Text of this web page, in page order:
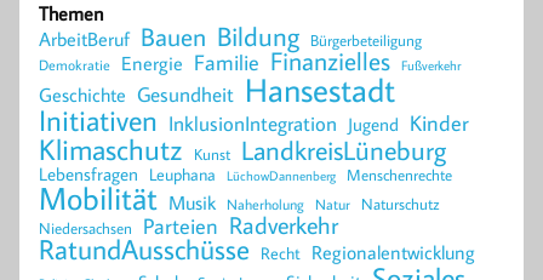
Themen
ArbeitBeruf Bauen Bildung Bürgerbeteiligung
Demokratie Energie Familie Finanzielles Fußverkehr
Geschichte Gesundheit Hansestadt
Initiativen InklusionIntegration Jugend Kinder
Klimaschutz Kunst LandkreisLüneburg
Lebensfragen Leuphana LüchowDannenberg Menschenrechte
Mobilität Musik Naherholung Natur Naturschutz
Niedersachsen Parteien Radverkehr
RatundAusschüsse Recht Regionalentwicklung